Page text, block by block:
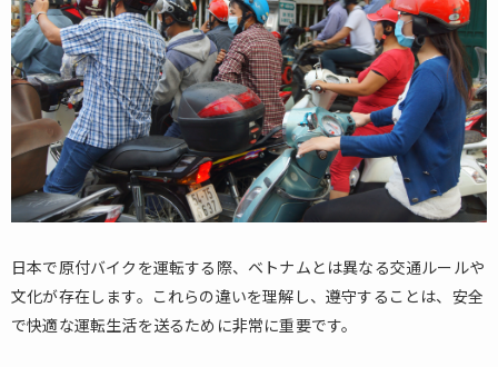
日本で原付バイクを運転する際、ベトナムとは異なる交通ルールや
文化が存在します。これらの違いを理解し、遵守することは、安全
で快適な運転生活を送るために非常に重要です。